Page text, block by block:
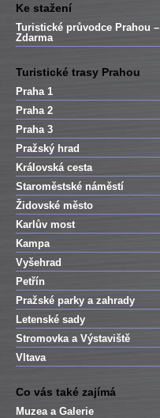
Ke stažení
Turistické průvodce Prahou –
Zdarma
Turistické trasy Prahou
Praha 1
Praha 2
Praha 3
Pražský hrad
Královská cesta
Staroměstské náměstí
Židovské město
Karlův most
Kampa
Vyšehrad
Petřín
Pražské parky a zahrady
Letenské sady
Stromovka a Výstaviště
Vltava
Co vás také zajímá
Muzea a Galerie